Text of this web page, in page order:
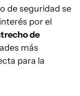
de seguridad se
por el
de
más
para la